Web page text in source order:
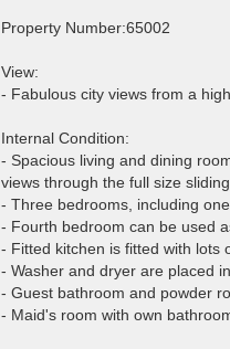
Property Number:65002
View:
- Fabulous city views from a
Internal Condition:
- Spacious living and dining
views through the full size
- Three bedrooms, including
- Fourth bedroom can be used
- Fitted kitchen is fitted with lots
- Washer and dryer are placed
- Guest bathroom and powder
- Maid's room with own